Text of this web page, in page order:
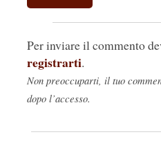
Per inviare il commento
registrarti.
Non preoccuparti, il tuo
dopo l’accesso.